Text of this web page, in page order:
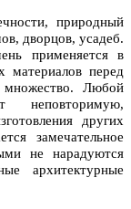
природный
дворцов, усадеб.
применяется в
материалов перед
множество. Любой
неповторимую,
других
замечательное
не нарадуются
архитектурные